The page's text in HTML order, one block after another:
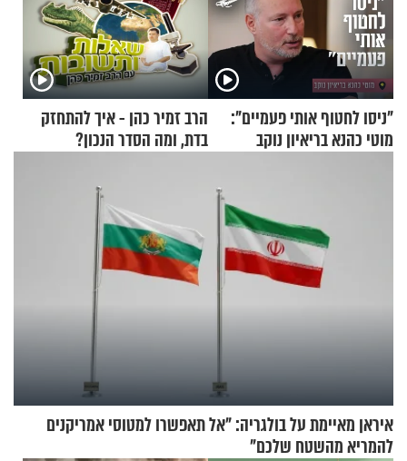
"ניסו לחטוף אותי פעמיים":
מוטי כהנא בריאיון נוקב
הרב זמיר כהן - איך להתחזק
בדת, ומה הסדר הנכון?
איראן מאיימת על בולגריה: "אל תאפשרו למטוסי אמריקנים
להמריא מהשטח שלכם"